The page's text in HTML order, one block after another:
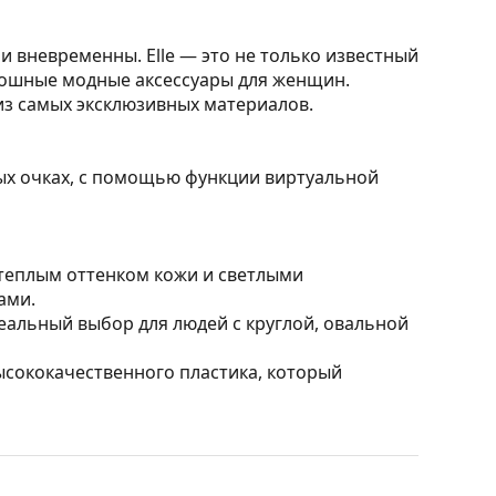
вневременны. Elle — это не только известный
модные аксессуары для женщин.
самых эксклюзивных материалов.
очках, с помощью функции виртуальной
оттенком кожи и светлыми
выбор для людей с круглой, овальной
пластика, который
отражения и обеспечивают